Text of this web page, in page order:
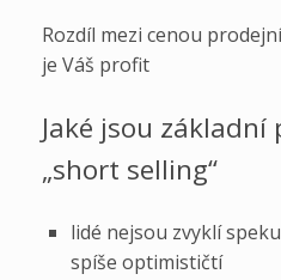
Rozdíl mezi cenou
je Váš profit
Jaké jsou základní
„short selling“
lidé nejsou zvyklí
spíše optimističtí